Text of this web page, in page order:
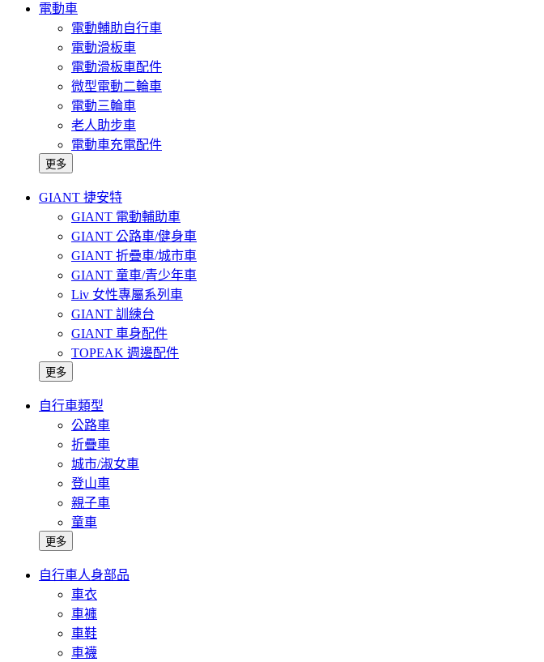
電動車
電動輔助自行車
電動滑板車
電動滑板車配件
微型電動二輪車
電動三輪車
老人助步車
電動車充電配件
更多
GIANT 捷安特
GIANT 電動輔助車
GIANT 公路車/健身車
GIANT 折疊車/城市車
GIANT 童車/青少年車
Liv 女性專屬系列車
GIANT 訓練台
GIANT 車身配件
TOPEAK 週邊配件
更多
自行車類型
公路車
折疊車
城市/淑女車
登山車
親子車
童車
更多
自行車人身部品
車衣
車褲
車鞋
車襪